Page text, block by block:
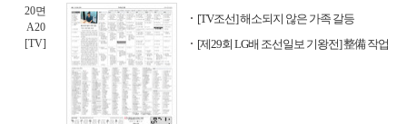
20면
A20
[TV]
[TV조선] 해소되지 않은 가족 갈등
[제29회 LG배 조선일보 기왕전] 整備 작업